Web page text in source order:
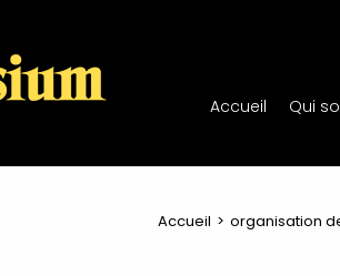
Accueil Qui
Accueil organisation